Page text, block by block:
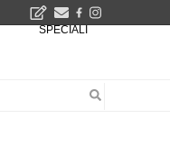
SPECIALI